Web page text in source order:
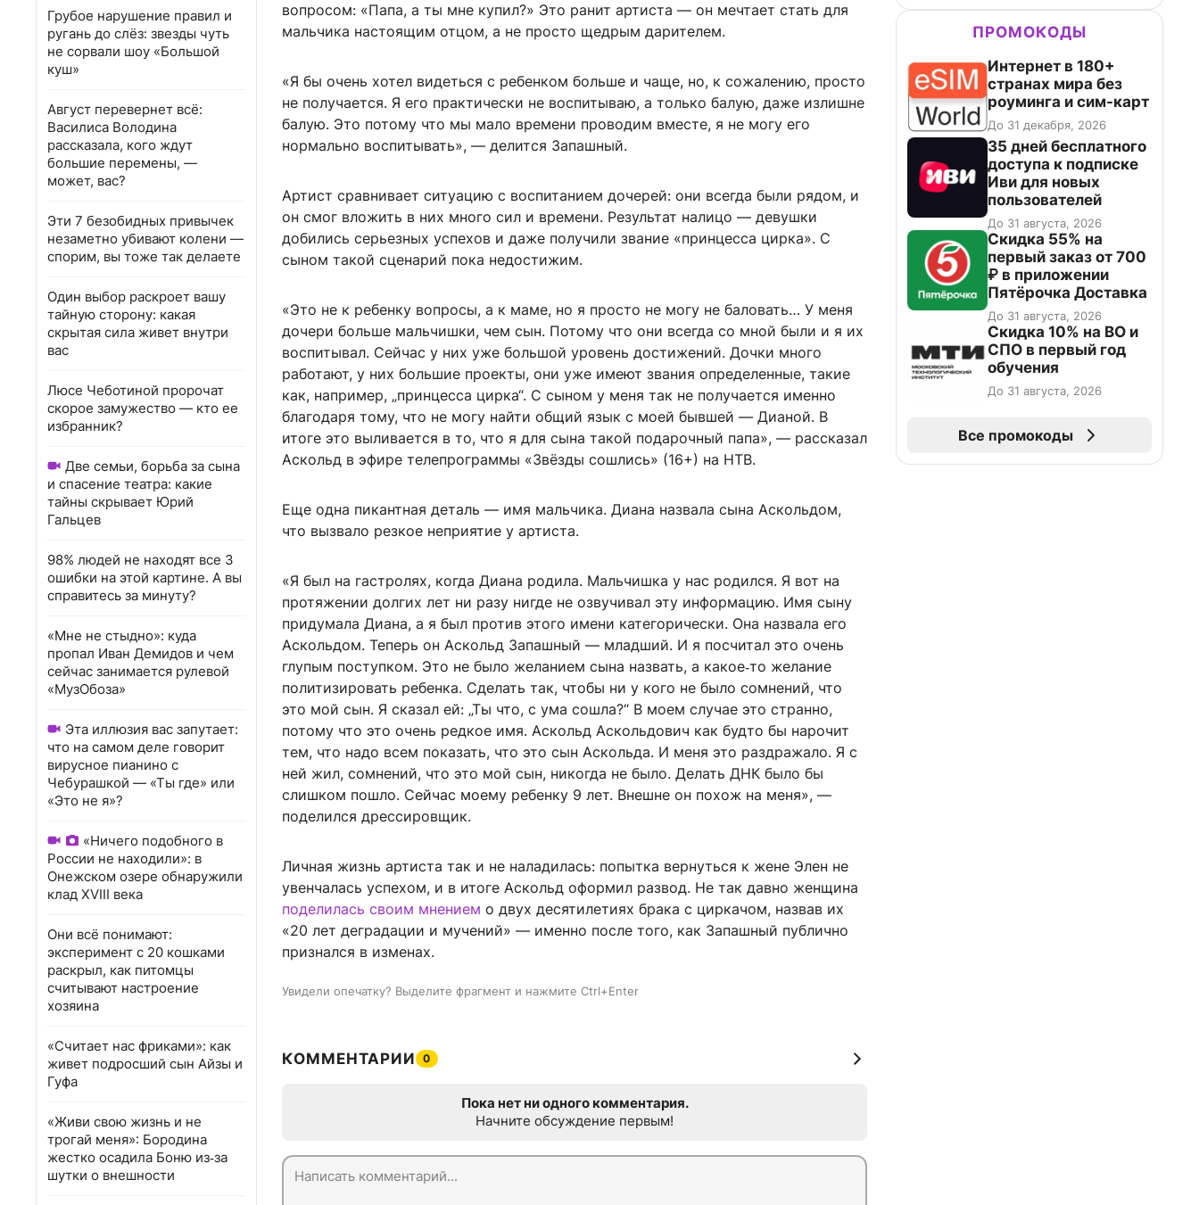
Грубое нарушение правил и
ругань до слёз: звезды чуть
не сорвали шоу «Большой
куш»
Август перевернет всё:
Василиса Володина
рассказала, кого ждут
большие перемены, —
может, вас?
Эти 7 безобидных привычек
незаметно убивают колени —
спорим, вы тоже так делаете
Один выбор раскроет вашу
тайную сторону: какая
скрытая сила живет внутри
вас
Люсе Чеботиной пророчат
скорое замужество — кто ее
избранник?
Две семьи, борьба за сына
и спасение театра: какие
тайны скрывает Юрий
Гальцев
98% людей не находят все 3
ошибки на этой картине. А вы
справитесь за минуту?
«Мне не стыдно»: куда
пропал Иван Демидов и чем
сейчас занимается рулевой
«МузОбоза»
Эта иллюзия вас запутает:
что на самом деле говорит
вирусное пианино с
Чебурашкой — «Ты где» или
«Это не я»?
«Ничего подобного в
России не находили»: в
Онежском озере обнаружили
клад XVIII века
Они всё понимают:
эксперимент с 20 кошками
раскрыл, как питомцы
считывают настроение
хозяина
«Считает нас фриками»: как
живет подросший сын Айзы и
Гуфа
«Живи свою жизнь и не
трогай меня»: Бородина
жестко осадила Боню из‑за
шутки о внешности
вопросом: «Папа, а ты мне купил?» Это ранит артиста — он мечтает стать для
мальчика настоящим отцом, а не просто щедрым дарителем.
«Я бы очень хотел видеться с ребенком больше и чаще, но, к сожалению, просто
не получается. Я его практически не воспитываю, а только балую, даже излишне
балую. Это потому что мы мало времени проводим вместе, я не могу его
нормально воспитывать», — делится Запашный.
Артист сравнивает ситуацию с воспитанием дочерей: они всегда были рядом, и
он смог вложить в них много сил и времени. Результат налицо — девушки
добились серьезных успехов и даже получили звание «принцесса цирка». С
сыном такой сценарий пока недостижим.
«Это не к ребенку вопросы, а к маме, но я просто не могу не баловать… У меня
дочери больше мальчишки, чем сын. Потому что они всегда со мной были и я их
воспитывал. Сейчас у них уже большой уровень достижений. Дочки много
работают, у них большие проекты, они уже имеют звания определенные, такие
как, например, „принцесса цирка“. С сыном у меня так не получается именно
благодаря тому, что не могу найти общий язык с моей бывшей — Дианой. В
итоге это выливается в то, что я для сына такой подарочный папа», — рассказал
Аскольд в эфире телепрограммы «Звёзды сошлись» (16+) на НТВ.
Еще одна пикантная деталь — имя мальчика. Диана назвала сына Аскольдом,
что вызвало резкое неприятие у артиста.
«Я был на гастролях, когда Диана родила. Мальчишка у нас родился. Я вот на
протяжении долгих лет ни разу нигде не озвучивал эту информацию. Имя сыну
придумала Диана, а я был против этого имени категорически. Она назвала его
Аскольдом. Теперь он Аскольд Запашный — младший. И я посчитал это очень
глупым поступком. Это не было желанием сына назвать, а какое‑то желание
политизировать ребенка. Сделать так, чтобы ни у кого не было сомнений, что
это мой сын. Я сказал ей: „Ты что, с ума сошла?“ В моем случае это странно,
потому что это очень редкое имя. Аскольд Аскольдович как будто бы нарочит
тем, что надо всем показать, что это сын Аскольда. И меня это раздражало. Я с
ней жил, сомнений, что это мой сын, никогда не было. Делать ДНК было бы
слишком пошло. Сейчас моему ребенку 9 лет. Внешне он похож на меня», —
поделился дрессировщик.
Личная жизнь артиста так и не наладилась: попытка вернуться к жене Элен не
увенчалась успехом, и в итоге Аскольд оформил развод. Не так давно женщина
поделилась своим мнением о двух десятилетиях брака с циркачом, назвав их
«20 лет деградации и мучений» — именно после того, как Запашный публично
признался в изменах.
Увидели опечатку? Выделите фрагмент и нажмите Ctrl+Enter
КОММЕНТАРИИ 0
Пока нет ни одного комментария.
Начните обсуждение первым!
ПРОМОКОДЫ
Интернет в 180+
странах мира без
роуминга и сим-карт
До 31 декабря, 2026
35 дней бесплатного
доступа к подписке
Иви для новых
пользователей
До 31 августа, 2026
Скидка 55% на
первый заказ от 700
₽ в приложении
Пятёрочка Доставка
До 31 августа, 2026
Скидка 10% на ВО и
СПО в первый год
обучения
До 31 августа, 2026
Все промокоды